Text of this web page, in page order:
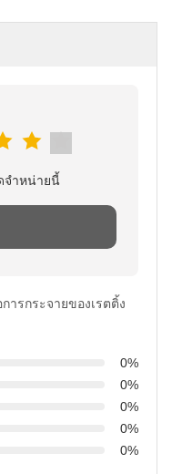
จําหน่ายนี้
ารกระจายของเรตติ้ง
0%
0%
0%
0%
0%